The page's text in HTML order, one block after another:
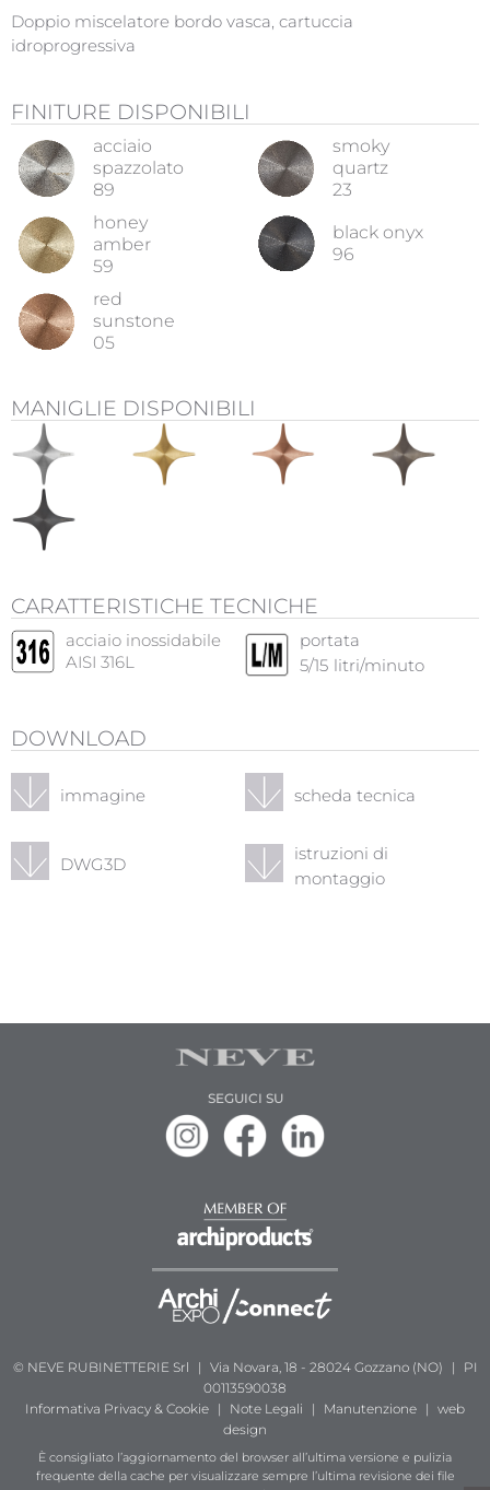
Doppio miscelatore bordo vasca, cartuccia
idroprogressiva
FINITURE DISPONIBILI
acciaio
spazzolato
89
smoky
quartz
23
honey
amber
59
black onyx
96
red
sunstone
05
MANIGLIE DISPONIBILI
CARATTERISTICHE TECNICHE
acciaio inossidabile
AISI 316L
portata
5/15 litri/minuto
DOWNLOAD
immagine scheda tecnica
DWG3D
istruzioni di
montaggio
SEGUICI SU
© NEVE RUBINETTERIE Srl | Via Novara, 18 - 28024 Gozzano (NO) |
PI
00113590038
Informativa Privacy & Cookie | Note Legali | Manutenzione | web
design
È consigliato l’aggiornamento del browser all’ultima versione e pulizia
frequente della cache per visualizzare sempre l’ultima revisione dei file